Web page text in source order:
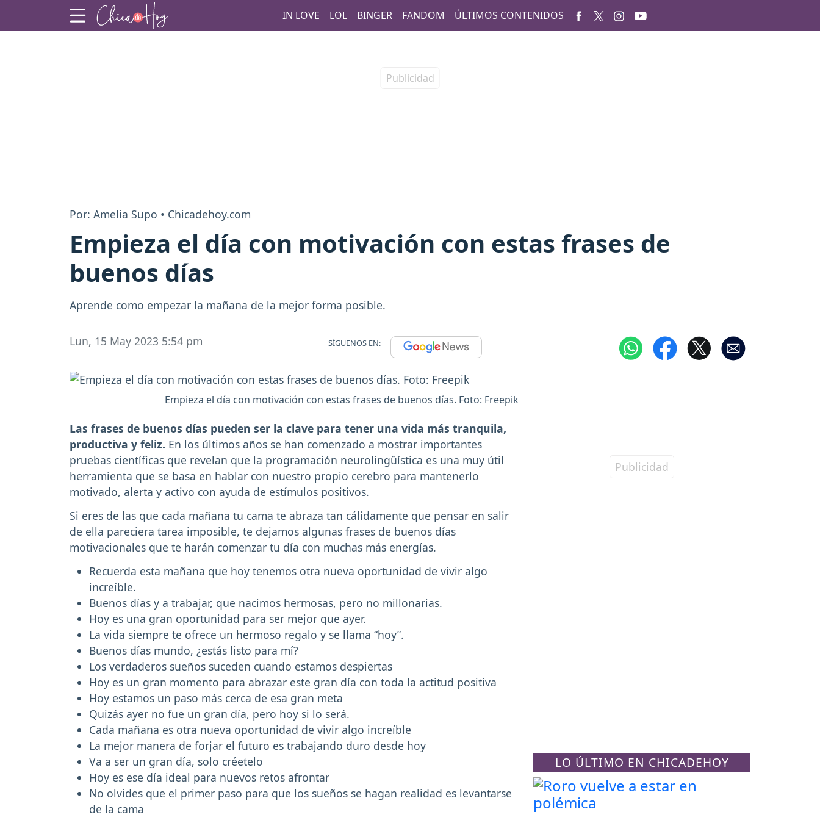
IN LOVE LOL BINGER FANDOM ÚLTIMOS CONTENIDOS
Por: Amelia Supo • Chicadehoy.com
Empieza el día con motivación con estas frases de
buenos días
Aprende como empezar la mañana de la mejor forma posible.
Lun, 15 May 2023 5:54 pm SÍGUENOS EN:
Empieza el día con motivación con estas frases de buenos días. Foto: Freepik
Las frases de buenos días pueden ser la clave para tener una vida más tranquila,
productiva y feliz. En los últimos años se han comenzado a mostrar importantes
pruebas científicas que revelan que la programación neurolingüística es una muy útil
herramienta que se basa en hablar con nuestro propio cerebro para mantenerlo
motivado, alerta y activo con ayuda de estímulos positivos.
Si eres de las que cada mañana tu cama te abraza tan cálidamente que pensar en salir
de ella pareciera tarea imposible, te dejamos algunas frases de buenos días
motivacionales que te harán comenzar tu día con muchas más energías.
Recuerda esta mañana que hoy tenemos otra nueva oportunidad de vivir algo
increíble.
Buenos días y a trabajar, que nacimos hermosas, pero no millonarias.
Hoy es una gran oportunidad para ser mejor que ayer.
La vida siempre te ofrece un hermoso regalo y se llama “hoy”.
Buenos días mundo, ¿estás listo para mí?
Los verdaderos sueños suceden cuando estamos despiertas
Hoy es un gran momento para abrazar este gran día con toda la actitud positiva
Hoy estamos un paso más cerca de esa gran meta
Quizás ayer no fue un gran día, pero hoy si lo será.
Cada mañana es otra nueva oportunidad de vivir algo increíble
La mejor manera de forjar el futuro es trabajando duro desde hoy
Va a ser un gran día, solo créetelo
Hoy es ese día ideal para nuevos retos afrontar
No olvides que el primer paso para que los sueños se hagan realidad es levantarse
de la cama
LO ÚLTIMO EN CHICADEHOY